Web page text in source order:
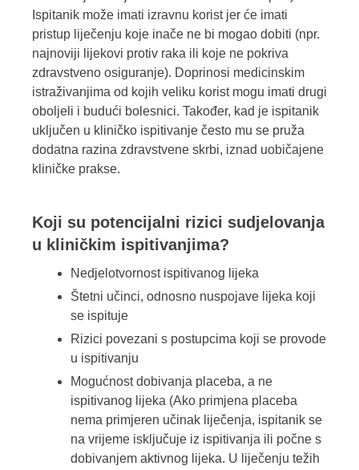
Ispitanik može imati izravnu korist jer će imati
pristup liječenju koje inače ne bi mogao dobiti (npr.
najnoviji lijekovi protiv raka ili koje ne pokriva
zdravstveno osiguranje). Doprinosi medicinskim
istraživanjima od kojih veliku korist mogu imati drugi
oboljeli i budući bolesnici. Također, kad je ispitanik
uključen u kliničko ispitivanje često mu se pruža
dodatna razina zdravstvene skrbi, iznad uobičajene
kliničke prakse.
Koji su potencijalni rizici sudjelovanja
u kliničkim ispitivanjima?
Nedjelotvornost ispitivanog lijeka
Štetni učinci, odnosno nuspojave lijeka koji
se ispituje
Rizici povezani s postupcima koji se provode
u ispitivanju
Mogućnost dobivanja placeba, a ne
ispitivanog lijeka (Ako primjena placeba
nema primjeren učinak liječenja, ispitanik se
na vrijeme isključuje iz ispitivanja ili počne s
dobivanjem aktivnog lijeka. U liječenju težih